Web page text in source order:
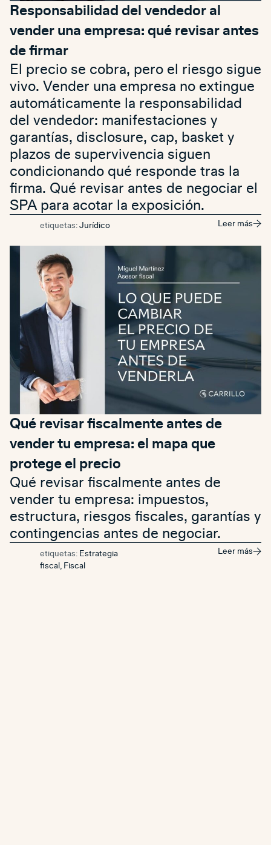
Responsabilidad del vendedor al
vender una empresa: qué revisar antes
de firmar
El precio se cobra, pero el riesgo sigue
vivo. Vender una empresa no extingue
automáticamente la responsabilidad
del vendedor: manifestaciones y
garantías, disclosure, cap, basket y
plazos de supervivencia siguen
condicionando qué responde tras la
firma. Qué revisar antes de negociar el
SPA para acotar la exposición.
etiquetas: Jurídico Leer más
Qué revisar fiscalmente antes de
vender tu empresa: el mapa que
protege el precio
Qué revisar fiscalmente antes de
vender tu empresa: impuestos,
estructura, riesgos fiscales, garantías y
contingencias antes de negociar.
etiquetas: Estrategia
fiscal Fiscal
Leer más